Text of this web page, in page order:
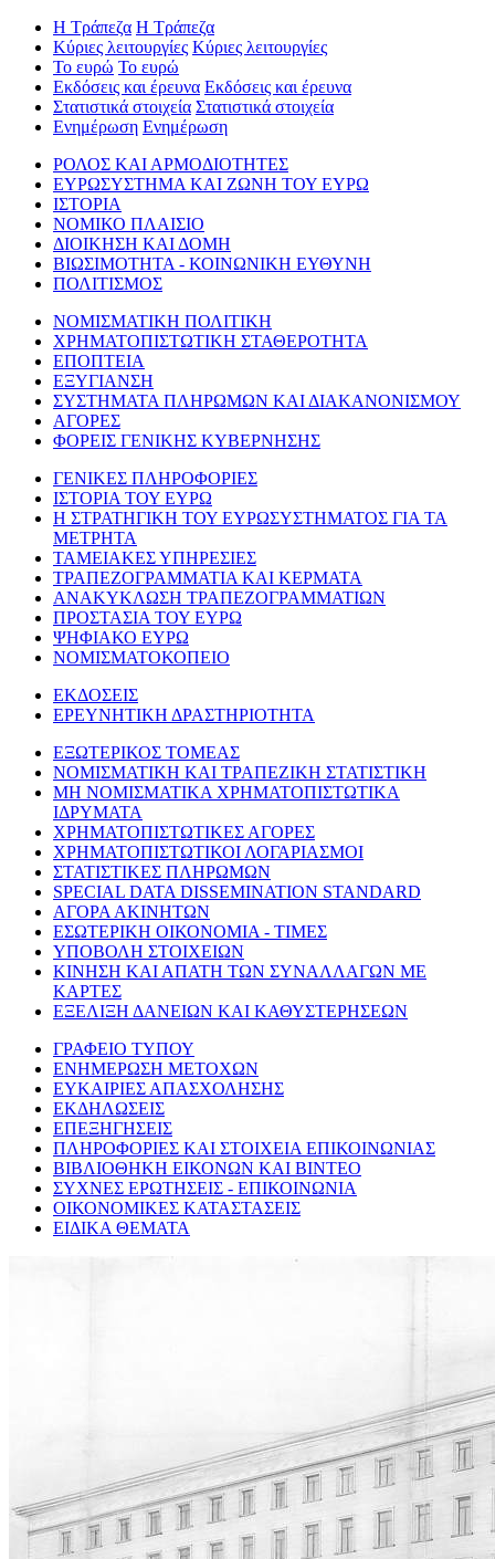
Η Τράπεζα Η Τράπεζα
Κύριες λειτουργίες Κύριες λειτουργίες
Το ευρώ Το ευρώ
Εκδόσεις και έρευνα Εκδόσεις και έρευνα
Στατιστικά στοιχεία Στατιστικά στοιχεία
Ενημέρωση Ενημέρωση
ΡΟΛΟΣ ΚΑΙ ΑΡΜΟΔΙΟΤΗΤΕΣ
ΕΥΡΩΣΥΣΤΗΜΑ ΚΑΙ ΖΩΝΗ ΤΟΥ ΕΥΡΩ
ΙΣΤΟΡΙΑ
ΝΟΜΙΚΟ ΠΛΑΙΣΙΟ
ΔΙΟΙΚΗΣΗ ΚΑΙ ΔΟΜΗ
ΒΙΩΣΙΜΟΤΗΤΑ - ΚΟΙΝΩΝΙΚΗ ΕΥΘΥΝΗ
ΠΟΛΙΤΙΣΜΟΣ
ΝΟΜΙΣΜΑΤΙΚΗ ΠΟΛΙΤΙΚΗ
ΧΡΗΜΑΤΟΠΙΣΤΩΤΙΚΗ ΣΤΑΘΕΡΟΤΗΤΑ
ΕΠΟΠΤΕΙΑ
ΕΞΥΓΙΑΝΣΗ
ΣΥΣΤΗΜΑΤΑ ΠΛΗΡΩΜΩΝ ΚΑΙ ΔΙΑΚΑΝΟΝΙΣΜΟΥ
ΑΓΟΡΕΣ
ΦΟΡΕΙΣ ΓΕΝΙΚΗΣ ΚΥΒΕΡΝΗΣΗΣ
ΓΕΝΙΚΕΣ ΠΛΗΡΟΦΟΡΙΕΣ
ΙΣΤΟΡΙΑ ΤΟΥ ΕΥΡΩ
Η ΣΤΡΑΤΗΓΙΚΗ ΤΟΥ ΕΥΡΩΣΥΣΤΗΜΑΤΟΣ ΓΙΑ ΤΑ
ΜΕΤΡΗΤΑ
ΤΑΜΕΙΑΚΕΣ ΥΠΗΡΕΣΙΕΣ
ΤΡΑΠΕΖΟΓΡΑΜΜΑΤΙΑ ΚΑΙ ΚΕΡΜΑΤΑ
ΑΝΑΚΥΚΛΩΣΗ ΤΡΑΠΕΖΟΓΡΑΜΜΑΤΙΩΝ
ΠΡΟΣΤΑΣΙΑ ΤΟΥ ΕΥΡΩ
ΨΗΦΙΑΚΟ ΕΥΡΩ
ΝΟΜΙΣΜΑΤΟΚΟΠΕΙΟ
ΕΚΔΟΣΕΙΣ
ΕΡΕΥΝΗΤΙΚΗ ΔΡΑΣΤΗΡΙΟΤΗΤΑ
ΕΞΩΤΕΡΙΚΟΣ ΤΟΜΕΑΣ
ΝΟΜΙΣΜΑΤΙΚΗ ΚΑΙ ΤΡΑΠΕΖΙΚΗ ΣΤΑΤΙΣΤΙΚΗ
ΜΗ ΝΟΜΙΣΜΑΤΙΚΑ ΧΡΗΜΑΤΟΠΙΣΤΩΤΙΚΑ
ΙΔΡΥΜΑΤΑ
ΧΡΗΜΑΤΟΠΙΣΤΩΤΙΚΕΣ ΑΓΟΡΕΣ
ΧΡΗΜΑΤΟΠΙΣΤΩΤΙΚΟΙ ΛΟΓΑΡΙΑΣΜΟΙ
ΣΤΑΤΙΣΤΙΚΕΣ ΠΛΗΡΩΜΩΝ
SPECIAL DATA DISSEMINATION STANDARD
ΑΓΟΡΑ ΑΚΙΝΗΤΩΝ
ΕΣΩΤΕΡΙΚΗ ΟΙΚΟΝΟΜΙΑ - ΤΙΜΕΣ
ΥΠΟΒΟΛΗ ΣΤΟΙΧΕΙΩΝ
ΚΙΝΗΣΗ ΚΑΙ ΑΠΑΤΗ ΤΩΝ ΣΥΝΑΛΛΑΓΩΝ ΜΕ
ΚΑΡΤΕΣ
ΕΞΕΛΙΞΗ ΔΑΝΕΙΩΝ ΚΑΙ ΚΑΘΥΣΤΕΡΗΣΕΩΝ
ΓΡΑΦΕΙΟ ΤΥΠΟΥ
ΕΝΗΜΕΡΩΣΗ ΜΕΤΟΧΩΝ
ΕΥΚΑΙΡΙΕΣ ΑΠΑΣΧΟΛΗΣΗΣ
ΕΚΔΗΛΩΣΕΙΣ
ΕΠΕΞΗΓΗΣΕΙΣ
ΠΛΗΡΟΦΟΡΙΕΣ ΚΑΙ ΣΤΟΙΧΕΙΑ ΕΠΙΚΟΙΝΩΝΙΑΣ
ΒΙΒΛΙΟΘΗΚΗ ΕΙΚΟΝΩΝ ΚΑΙ ΒΙΝΤΕΟ
ΣΥΧΝΕΣ ΕΡΩΤΗΣΕΙΣ - ΕΠΙΚΟΙΝΩΝΙΑ
ΟΙΚΟΝΟΜΙΚΕΣ ΚΑΤΑΣΤΑΣΕΙΣ
ΕΙΔΙΚΑ ΘΕΜΑΤΑ